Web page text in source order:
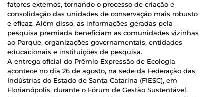
fatores externos, tornando o processo de criação e
consolidação das unidades de conservação mais robusto
e eficaz. Além disso, as informações geradas pela
pesquisa premiada beneficiam as comunidades vizinhas
ao Parque, organizações governamentais, entidades
educacionais e instituições de pesquisa.
A entrega oficial do Prêmio Expressão de Ecologia
acontece no dia 26 de agosto, na sede da Federação das
Indústrias do Estado de Santa Catarina (FIESC), em
Florianópolis, durante o Fórum de Gestão Sustentável.